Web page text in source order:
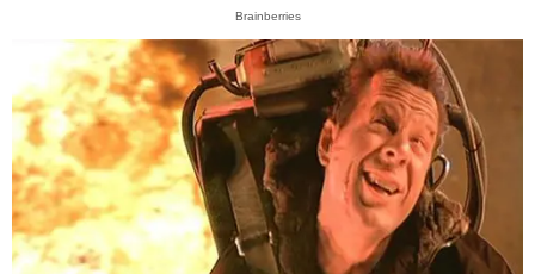
Brainberries